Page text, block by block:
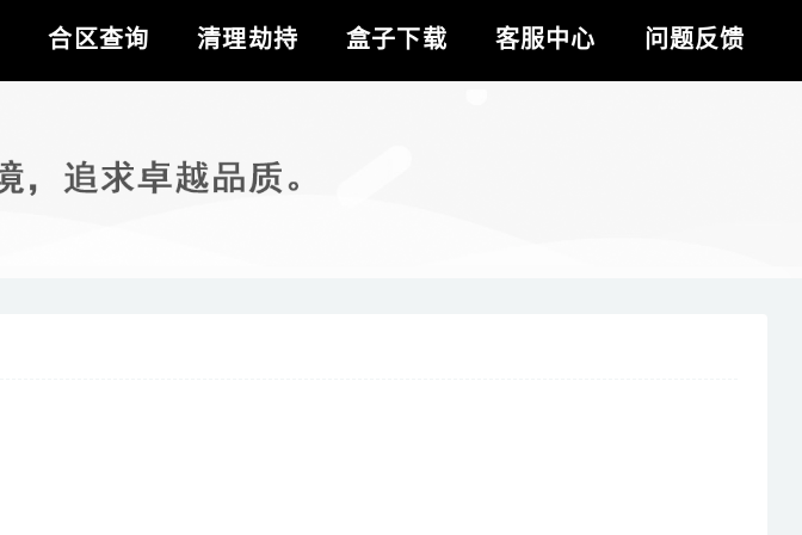
合区查询 清理劫持 盒子下载 客服中心 问题反馈